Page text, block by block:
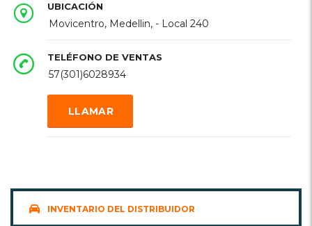
UBICACIÓN
Movicentro, Medellin, - Local 240
TELÉFONO DE VENTAS
57(301)6028934
LLAMAR
INVENTARIO DEL DISTRIBUIDOR